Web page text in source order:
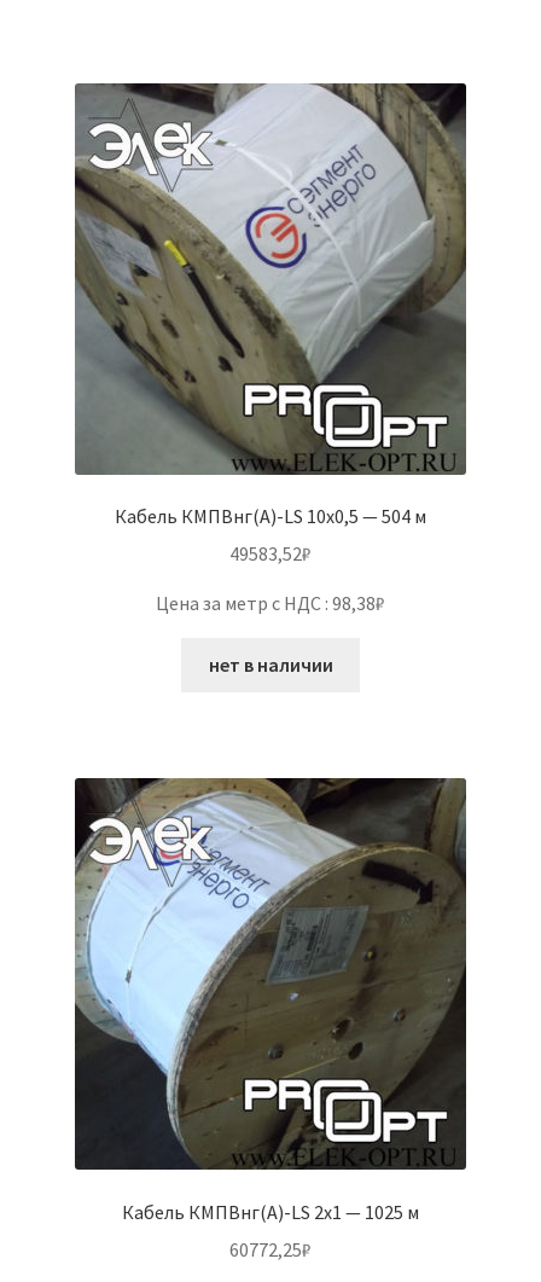
Кабель КМПВнг(А)-LS 10х0,5 — 504 м
49583,52₽
Цена за метр с НДС : 98,38₽
нет в наличии
Кабель КМПВнг(А)-LS 2х1 — 1025 м
60772,25₽